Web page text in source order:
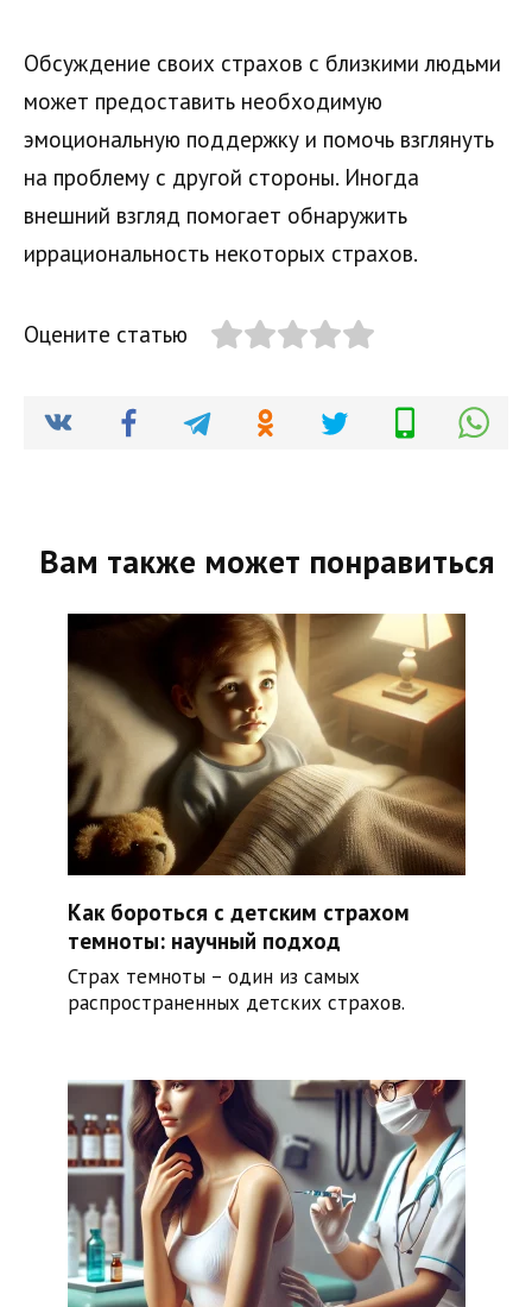
Обсуждение своих страхов с близкими людьми
может предоставить необходимую
эмоциональную поддержку и помочь взглянуть
на проблему с другой стороны. Иногда
внешний взгляд помогает обнаружить
иррациональность некоторых страхов.
Оцените статью
Вам также может понравиться
Как бороться с детским страхом
темноты: научный подход
Страх темноты – один из самых
распространенных детских страхов.